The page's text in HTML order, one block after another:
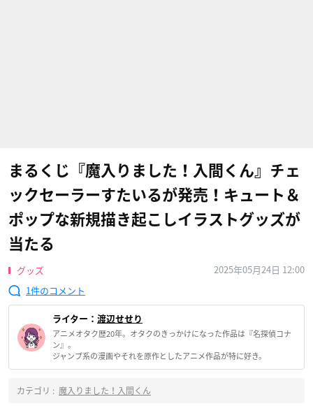
まるくじ『魔入りました！入間くん』チェ
ックセーラーすたいるが発売！キュート＆
ポップな新規描き起こしイラストグッズが
当たる
グッズ
2025年05月24日 12:00
1
ライター： 渡辺せせり
アニメオタク歴20年。オタクのきっかけになった作品は『名探偵コナ
ン』。
ジャンプ系の漫画やそれを原作としたアニメ作品が特に好き。
カテゴリ : 魔入りました！入間くん